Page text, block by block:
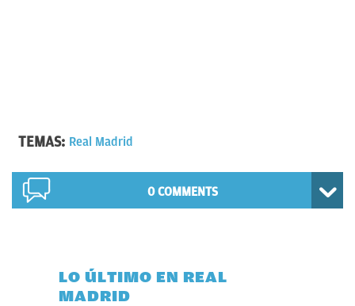
TEMAS: Real Madrid
0 COMMENTS
LO ÚLTIMO EN REAL
MADRID